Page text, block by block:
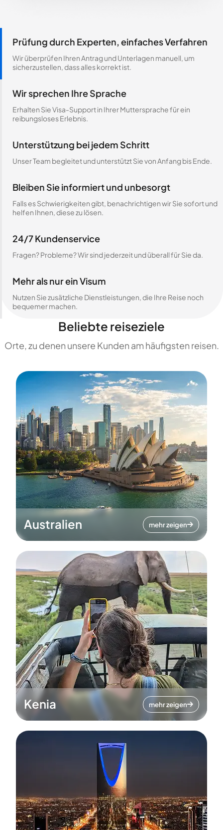
Prüfung durch Experten, einfaches Verfahren
Wir überprüfen Ihren Antrag und Unterlagen manuell, um
sicherzustellen, dass alles korrekt ist.
Wir sprechen Ihre Sprache
Erhalten Sie Visa-Support in Ihrer Muttersprache für ein
reibungsloses Erlebnis.
Unterstützung bei jedem Schritt
Unser Team begleitet und unterstützt Sie von Anfang bis Ende.
Bleiben Sie informiert und unbesorgt
Falls es Schwierigkeiten gibt, benachrichtigen wir Sie sofort und
helfen Ihnen, diese zu lösen.
24/7 Kundenservice
Fragen? Probleme? Wir sind jederzeit und überall für Sie da.
Mehr als nur ein Visum
Nutzen Sie zusätzliche Dienstleistungen, die Ihre Reise noch
bequemer machen.
Beliebte reiseziele
Orte, zu denen unsere Kunden am häufigsten reisen.
Australien mehr zeigen
Kenia mehr zeigen